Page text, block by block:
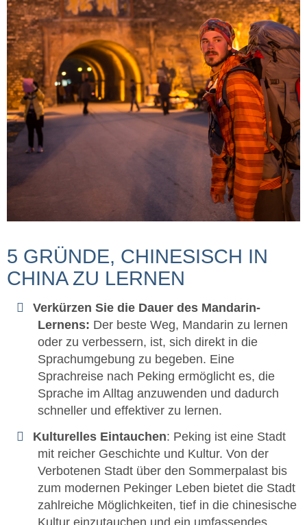
5 GRÜNDE, CHINESISCH IN
CHINA ZU LERNEN
Verkürzen Sie die Dauer des Mandarin-
Lernens: Der beste Weg, Mandarin zu lernen
oder zu verbessern, ist, sich direkt in die
Sprachumgebung zu begeben. Eine
Sprachreise nach Peking ermöglicht es, die
Sprache im Alltag anzuwenden und dadurch
schneller und effektiver zu lernen.
Kulturelles Eintauchen: Peking ist eine Stadt
mit reicher Geschichte und Kultur. Von der
Verbotenen Stadt über den Sommerpalast bis
zum modernen Pekinger Leben bietet die Stadt
zahlreiche Möglichkeiten, tief in die chinesische
Kultur einzutauchen und ein umfassendes